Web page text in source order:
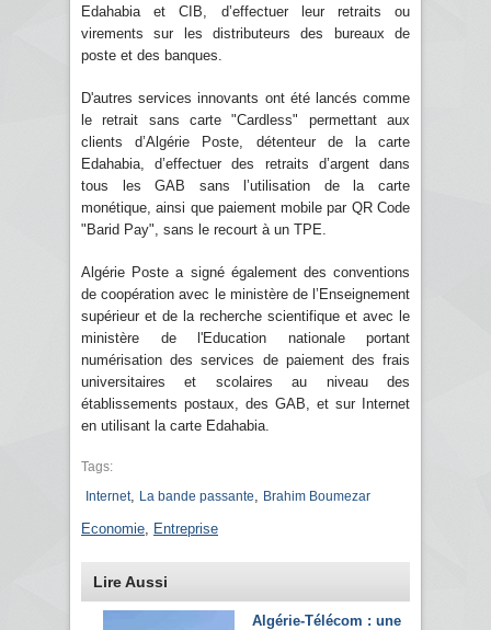
Edahabia et CIB, d’effectuer leur retraits ou
virements sur les distributeurs des bureaux de
poste et des banques.
D'autres services innovants ont été lancés comme
le retrait sans carte "Cardless" permettant aux
clients d’Algérie Poste, détenteur de la carte
Edahabia, d’effectuer des retraits d’argent dans
tous les GAB sans l’utilisation de la carte
monétique, ainsi que paiement mobile par QR Code
"Barid Pay", sans le recourt à un TPE.
Algérie Poste a signé également des conventions
de coopération avec le ministère de l’Enseignement
supérieur et de la recherche scientifique et avec le
ministère de l'Education nationale portant
numérisation des services de paiement des frais
universitaires et scolaires au niveau des
établissements postaux, des GAB, et sur Internet
en utilisant la carte Edahabia.
Tags:
Internet, La bande passante Brahim Boumezar
Economie Entreprise
Lire Aussi
Algérie-Télécom : une